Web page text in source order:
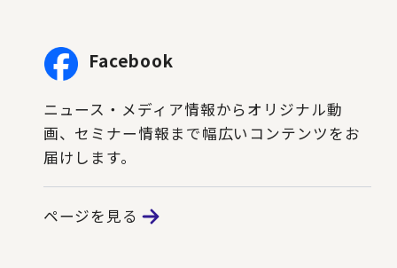
Facebook
ニュース・メディア情報からオリジナル動
画、セミナー情報まで幅広いコンテンツをお
届けします。
ページを見る